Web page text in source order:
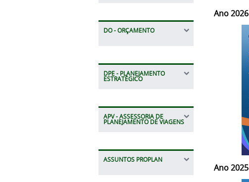
DO - ORÇAMENTO
DPE - PLANEJAMENTO
ESTRATÉGICO
APV - ASSESSORIA DE
PLANEJAMENTO DE VIAGENS
ASSUNTOS PROPLAN
Ano 2026
Ano 2025